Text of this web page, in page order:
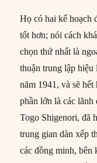
Họ có hai kế hoạch
tốt hơn; nói cách
chọn thứ nhất là
thuận trung lập
năm 1941, và sẽ
phần lớn là các
Togo Shigenori, đã
trung gian dàn xếp
các đồng minh, bên